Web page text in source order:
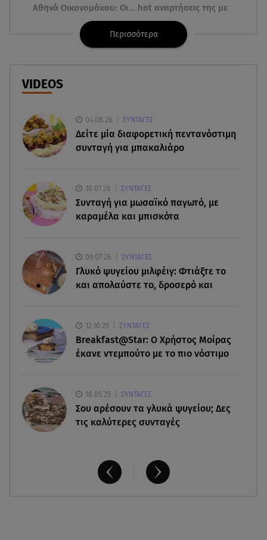
Αθηνά Οικονομάκου: Οι... hot αναρτήσεις της με
animal print μπικίνι!
Πάνω από 56.000 επιβάτες αναχώρησαν σήμερα
Θρίλερ στον Λυκαβηττό: Βρέθηκε σορός σε
σπηλιά - Φωτογραφίες από το σημείο
θέατρο Άβατον
08.08.26 , 13:07
08.08.26 , 13:06
MG Motor Greece: «Απογειώνεται» στο Athens
Flying Week 2026
08.08.26 , 12:42
Κρήτη: Η Αστυνομία διαψεύδει την απόπειρα
ασέλγειας σε ανήλικη
Περισσότερα
VIDEOS
04.08.26 ΣΥΝΤΑΓΕΣ
Δείτε μία διαφορετική πεντανόστιμη
συνταγή για μπακαλιάρο
10.07.26 ΣΥΝΤΑΓΕΣ
Συνταγή για μωσαϊκό παγωτό, με
καραμέλα και μπισκότα
09.07.26 ΣΥΝΤΑΓΕΣ
Γλυκό ψυγείου μιλφέιγ: Φτιάξτε το
και απολαύστε το, δροσερό και
12.10.25 ΣΥΝΤΑΓΕΣ
Breakfast@Star: O Xρήστος Μοίρας
έκανε ντεμπούτο με το πιο νόστιμο
18.05.25 ΣΥΝΤΑΓΕΣ
Σου αρέσουν τα γλυκά ψυγείου; Δες
τις καλύτερες συνταγές